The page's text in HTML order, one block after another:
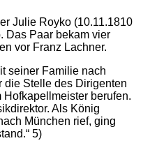
Julie Royko (10.11.1810
Das Paar bekam vier
vor Franz Lachner.
seiner Familie nach
die Stelle des Dirigenten
berufen.
Als König
München rief, ging
5)